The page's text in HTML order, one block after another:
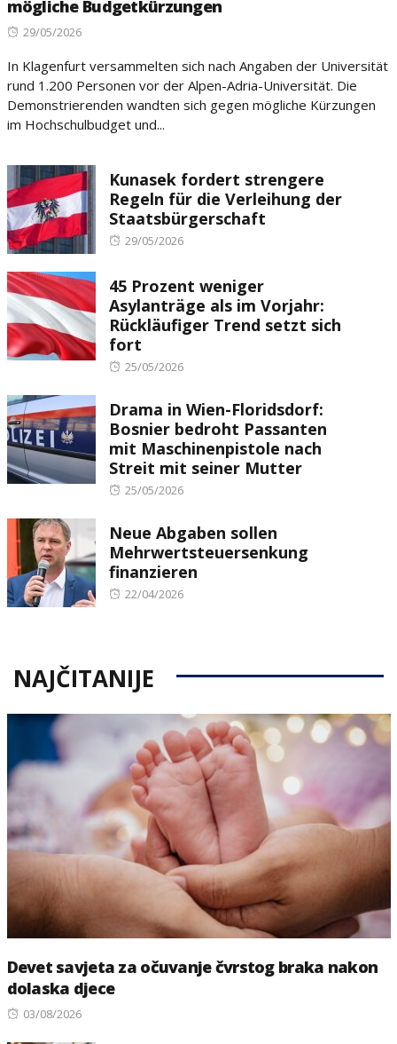
mögliche Budgetkürzungen
Posted
29/05/2026
In Klagenfurt versammelten sich nach Angaben der Universität
rund 1.200 Personen vor der Alpen-Adria-Universität. Die
Demonstrierenden wandten sich gegen mögliche Kürzungen
im Hochschulbudget und...
Kunasek fordert strengere
Regeln für die Verleihung der
Staatsbürgerschaft
Posted
29/05/2026
45 Prozent weniger
Asylanträge als im Vorjahr:
Rückläufiger Trend setzt sich
fort
Posted
25/05/2026
Drama in Wien-Floridsdorf:
Bosnier bedroht Passanten
mit Maschinenpistole nach
Streit mit seiner Mutter
Posted
25/05/2026
Neue Abgaben sollen
Mehrwertsteuersenkung
finanzieren
Posted
22/04/2026
NAJČITANIJE
Devet savjeta za očuvanje čvrstog braka nakon
dolaska djece
Posted
03/08/2026